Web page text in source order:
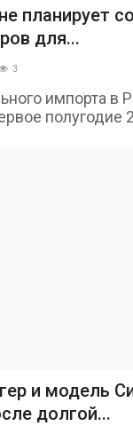
планирует
для...
3
импорта в
полугодие
и модель
долгой...